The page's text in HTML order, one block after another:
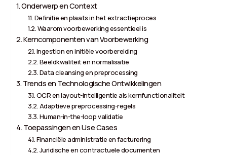
Onderwerp en Context
Definitie en plaats in het extractieproces
Waarom voorbewerking essentieel is
Kerncomponenten van Voorbewerking
Ingestion en initiële voorbereiding
Beeldkwaliteit en normalisatie
Data cleansing en preprocessing
Trends en Technologische Ontwikkelingen
OCR en layout-intelligentie als kernfunctionaliteit
Adaptieve preprocessing-regels
Human-in-the-loop validatie
Toepassingen en Use Cases
Financiële administratie en facturering
Juridische en contractuele documenten